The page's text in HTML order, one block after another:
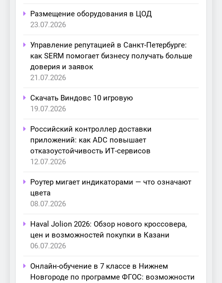
Размещение оборудования в ЦОД
23.07.2026
Управление репутацией в Санкт-Петербурге:
как SERM помогает бизнесу получать больше
доверия и заявок
21.07.2026
Скачать Виндовс 10 игровую
19.07.2026
Российский контроллер доставки
приложений: как ADC повышает
отказоустойчивость ИТ-сервисов
12.07.2026
Роутер мигает индикаторами — что означают
цвета
08.07.2026
Haval Jolion 2026: Обзор нового кроссовера,
цен и возможностей покупки в Казани
06.07.2026
Онлайн-обучение в 7 классе в Нижнем
Новгороде по программе ФГОС: возможности